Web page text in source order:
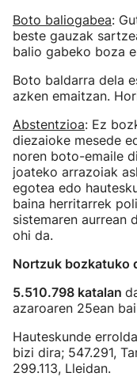
Boto baliogabea:
beste gauzak
balio gabeko boza
Boto baldarra dela
azken emaitzan.
Abstentzioa: Ez
diezaioke mesede
noren boto-emaile
joateko arrazoiak
egotea edo
baina herritarrek
sistemaren aurrean
ohi da.
Nortzuk bozkatuko
5.510.798 katalan
azaroaren 25ean
Hauteskunde
bizi dira; 547.291,
299.113, Lleidan.